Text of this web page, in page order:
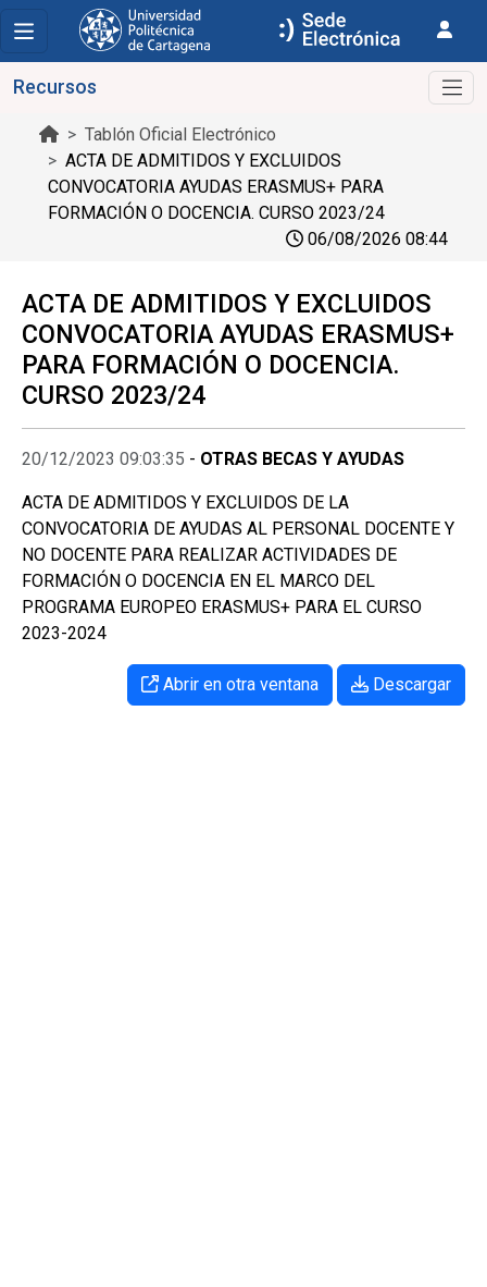
Tablón Oficial Electrónico
ACTA DE ADMITIDOS Y EXCLUIDOS
CONVOCATORIA AYUDAS ERASMUS+ PARA
FORMACIÓN O DOCENCIA. CURSO 2023/24
06/08/2026 08:44
Recursos
ACTA DE ADMITIDOS Y EXCLUIDOS
CONVOCATORIA AYUDAS ERASMUS+
PARA FORMACIÓN O DOCENCIA.
CURSO 2023/24
20/12/2023 09:03:35 - OTRAS BECAS Y AYUDAS
ACTA DE ADMITIDOS Y EXCLUIDOS DE LA
CONVOCATORIA DE AYUDAS AL PERSONAL DOCENTE Y
NO DOCENTE PARA REALIZAR ACTIVIDADES DE
FORMACIÓN O DOCENCIA EN EL MARCO DEL
PROGRAMA EUROPEO ERASMUS+ PARA EL CURSO
2023-2024
Abrir en otra ventana Descargar